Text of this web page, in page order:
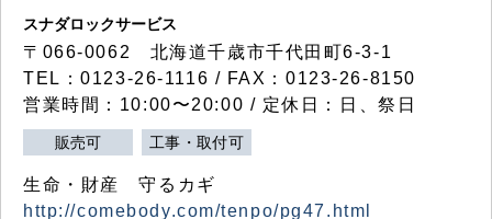
スナダロックサービス
〒066-0062 北海道千歳市千代田町6-3-1
TEL：0123-26-1116 / FAX：0123-26-8150
営業時間：10:00〜20:00 / 定休日：日、祭日
販売可 工事・取付可
生命・財産 守るカギ
http://comebody.com/tenpo/pg47.html